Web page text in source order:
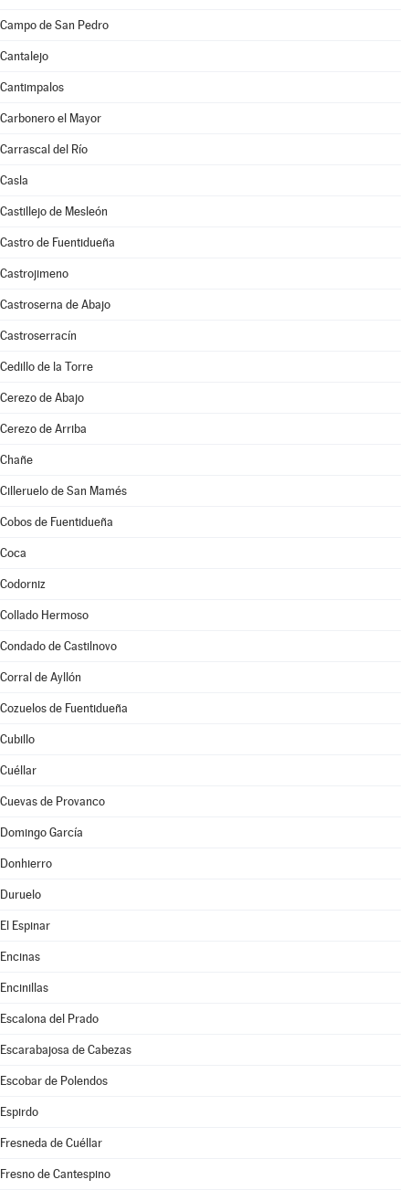
Campo de San Pedro
Cantalejo
Cantimpalos
Carbonero el Mayor
Carrascal del Río
Casla
Castillejo de Mesleón
Castro de Fuentidueña
Castrojimeno
Castroserna de Abajo
Castroserracín
Cedillo de la Torre
Cerezo de Abajo
Cerezo de Arriba
Chañe
Cilleruelo de San Mamés
Cobos de Fuentidueña
Coca
Codorniz
Collado Hermoso
Condado de Castilnovo
Corral de Ayllón
Cozuelos de Fuentidueña
Cubillo
Cuéllar
Cuevas de Provanco
Domingo García
Donhierro
Duruelo
El Espinar
Encinas
Encinillas
Escalona del Prado
Escarabajosa de Cabezas
Escobar de Polendos
Espirdo
Fresneda de Cuéllar
Fresno de Cantespino